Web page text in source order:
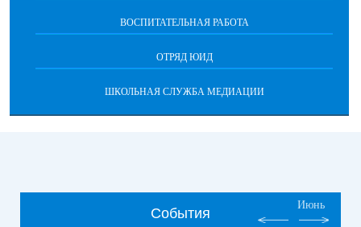
ВОСПИТАТЕЛЬНАЯ РАБОТА
ОТРЯД ЮИД
ШКОЛЬНАЯ СЛУЖБА МЕДИАЦИИ
События
Июнь